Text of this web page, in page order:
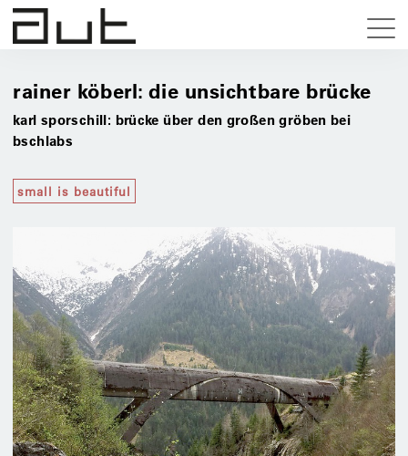
rainer köberl: die unsichtbare brücke
karl sporschill: brücke über den großen gröben bei
bschlabs
small is beautiful